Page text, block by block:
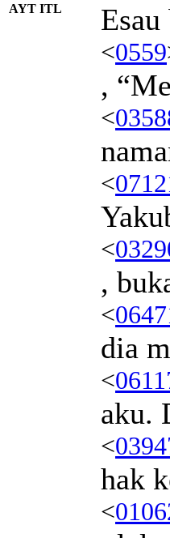
AYT ITL Esau
<0559
,
<
<
<
,
<
dia
<
aku.
<
hak
<